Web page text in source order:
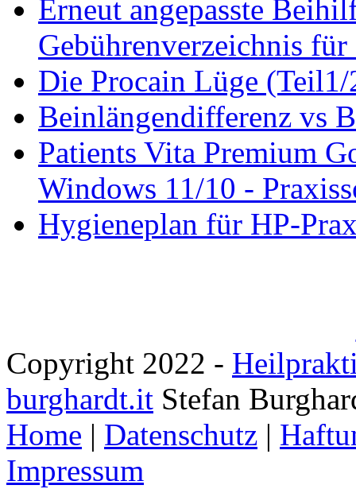
Erneut angepasste
Gebührenverzeichnis
Die Procain Lüge
Beinlängendifferenz vs
Patients Vita Premium
Windows 11/10 -
Hygieneplan für HP-
Copyright 2022 -
burghardt.it Stefan
Home | Datenschutz |
Impressum